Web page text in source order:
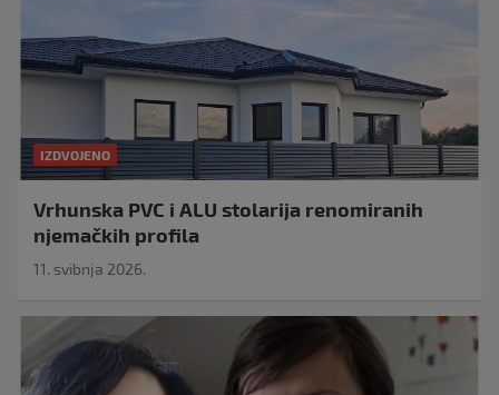
IZDVOJENO
Vrhunska PVC i ALU stolarija renomiranih
njemačkih profila
11. svibnja 2026.